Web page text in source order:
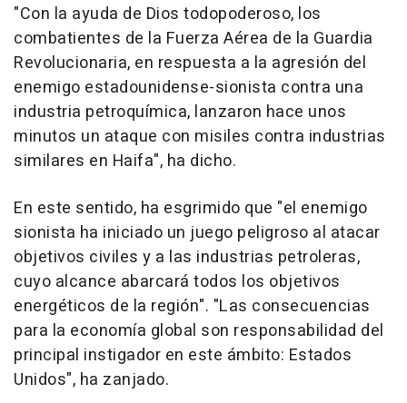
"Con la ayuda de Dios todopoderoso, los
combatientes de la Fuerza Aérea de la Guardia
Revolucionaria, en respuesta a la agresión del
enemigo estadounidense-sionista contra una
industria petroquímica, lanzaron hace unos
minutos un ataque con misiles contra industrias
similares en Haifa", ha dicho.
En este sentido, ha esgrimido que "el enemigo
sionista ha iniciado un juego peligroso al atacar
objetivos civiles y a las industrias petroleras,
cuyo alcance abarcará todos los objetivos
energéticos de la región". "Las consecuencias
para la economía global son responsabilidad del
principal instigador en este ámbito: Estados
Unidos", ha zanjado.